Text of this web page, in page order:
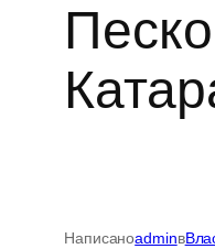
Написаноadminв